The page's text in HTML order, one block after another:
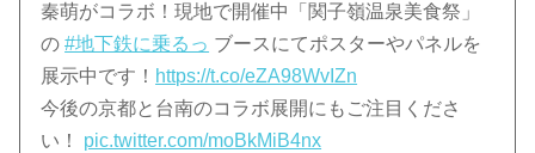
秦萌がコラボ！現地で開催中「関子嶺温泉美食祭」
の#地下鉄に乗るっ ブースにてポスターやパネルを
展示中です！ https://t.co/eZA98WvIZn
今後の京都と台南のコラボ展開にもご注目くださ
い！ pic.twitter.com/moBkMiB4nx